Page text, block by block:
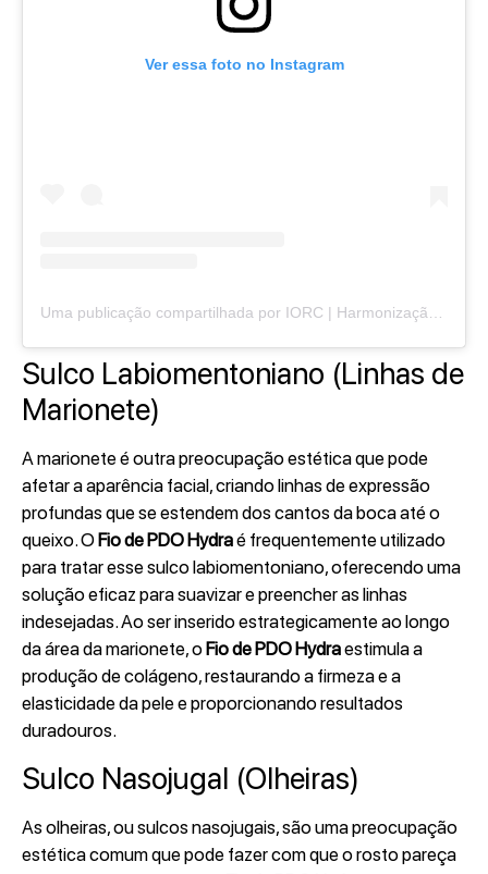
Ver essa foto no Instagram
Uma publicação compartilhada por IORC | Harmonização Facial | Serviços Odontológicos (@institutoorofacialcaxias)
Sulco Labiomentoniano (Linhas de
Marionete)
A marionete é outra preocupação estética que pode
afetar a aparência facial, criando linhas de expressão
profundas que se estendem dos cantos da boca até o
queixo. OFio de PDO Hydraé frequentemente utilizado
para tratar esse sulco labiomentoniano, oferecendo uma
solução eficaz para suavizar e preencher as linhas
indesejadas. Ao ser inserido estrategicamente ao longo
da área da marionete, oFio de PDO Hydraestimula a
produção de colágeno, restaurando a firmeza e a
elasticidade da pele e proporcionando resultados
duradouros.
Sulco Nasojugal (Olheiras)
As olheiras, ou sulcos nasojugais, são uma preocupação
estética comum que pode fazer com que o rosto pareça